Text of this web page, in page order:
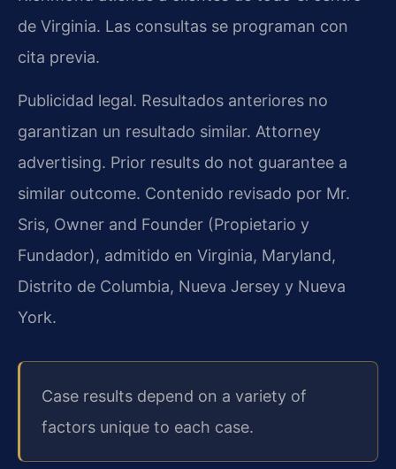
de Virginia. Las consultas se programan con
cita previa.
Publicidad legal. Resultados anteriores no
garantizan un resultado similar. Attorney
advertising. Prior results do not guarantee a
similar outcome. Contenido revisado por Mr.
Sris, Owner and Founder (Propietario y
Fundador), admitido en Virginia, Maryland,
Distrito de Columbia, Nueva Jersey y Nueva
York.
Case results depend on a variety of
factors unique to each case.